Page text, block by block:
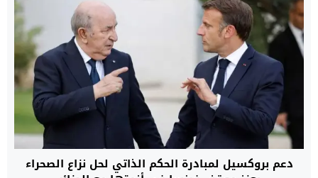
دعم بروكسيل لمبادرة الحكم الذاتي لحل نزاع الصحراء